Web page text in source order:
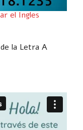
el Ingles
la Letra A